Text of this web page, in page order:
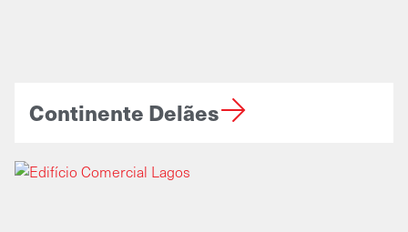
Continente Delães